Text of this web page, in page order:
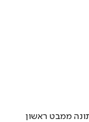
ממבט ראשון